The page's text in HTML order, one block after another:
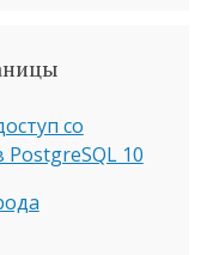
со
10